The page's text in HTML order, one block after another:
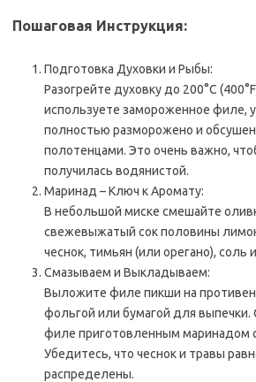
Пошаговая Инструкция:
Подготовка Духовки и Рыбы:
Разогрейте духовку до 200°C
используете замороженное филе,
полностью разморожено и
полотенцами. Это очень важно,
получилась водянистой.
Маринад – Ключ к Аромату:
В небольшой миске смешайте
свежевыжатый сок половины
чеснок, тимьян (или орегано), соль
Смазываем и Выкладываем:
Выложите филе пикши на
фольгой или бумагой для
филе приготовленным маринадом
Убедитесь, что чеснок и травы
распределены.